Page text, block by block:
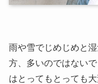
雨や雪でじめじめと
方、多いのではない
はとってもとっても大